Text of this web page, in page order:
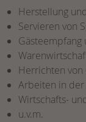
Herstellung
Servieren von
Herrichten
Arbeiten in der
Wirtschafts-
u.v.m.